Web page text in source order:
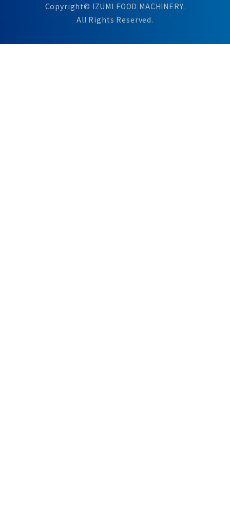
Copyright© IZUMI FOOD MACHINERY.
All Rights Reserved.